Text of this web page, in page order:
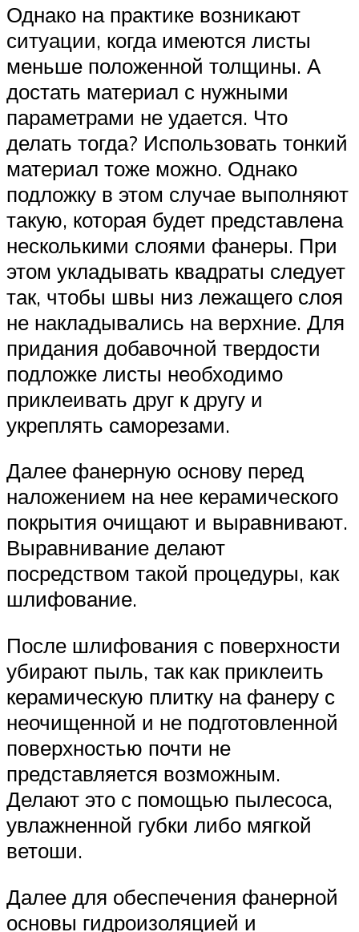
Однако на практике возникают
ситуации, когда имеются листы
меньше положенной толщины. А
достать материал с нужными
параметрами не удается. Что
делать тогда? Использовать тонкий
материал тоже можно. Однако
подложку в этом случае выполняют
такую, которая будет представлена
несколькими слоями фанеры. При
этом укладывать квадраты следует
так, чтобы швы низ лежащего слоя
не накладывались на верхние. Для
придания добавочной твердости
подложке листы необходимо
приклеивать друг к другу и
укреплять саморезами.
Далее фанерную основу перед
наложением на нее керамического
покрытия очищают и выравнивают.
Выравнивание делают
посредством такой процедуры, как
шлифование.
После шлифования с поверхности
убирают пыль, так как приклеить
керамическую плитку на фанеру с
неочищенной и не подготовленной
поверхностью почти не
представляется возможным.
Делают это с помощью пылесоса,
увлажненной губки либо мягкой
ветоши.
Далее для обеспечения фанерной
основы гидроизоляцией и